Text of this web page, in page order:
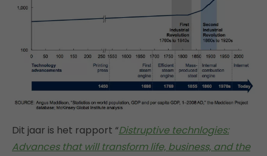
Dit jaar is het rapport “Distruptive technlogies:
Advances that will transform life, business, and the